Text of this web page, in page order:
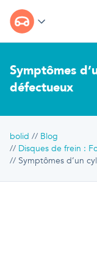
Symptômes
défectueux
bolid
Blog
Disques de frein :
Symptômes d’un